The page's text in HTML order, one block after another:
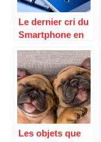
Le dernier cri du
Smartphone en
Les objets que